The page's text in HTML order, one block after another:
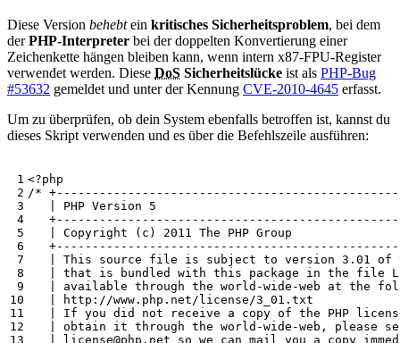
Diese Version behebtein kritisches Sicherheitsproblem, bei dem
derPHP-Interpreter bei der doppelten Konvertierung einer
Zeichenkette hängen bleiben kann, wenn intern x87-FPU-Register
verwendet werden. Diese DoS Sicherheitslücke ist als PHP-Bug
#53632 gemeldet und unter der Kennung CVE-2010-4645 erfasst.
Um zu überprüfen, ob dein System ebenfalls betroffen ist, kannst du
dieses Skript verwenden und es über die Befehlszeile ausführen:
<?php